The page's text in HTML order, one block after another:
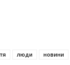
люди новини